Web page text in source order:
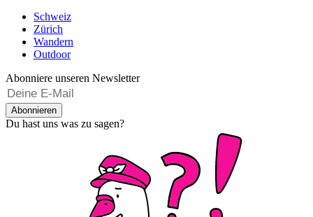
Schweiz
Zürich
Wandern
Outdoor
Abonniere unseren Newsletter
Abonnieren
Du hast uns was zu sagen?